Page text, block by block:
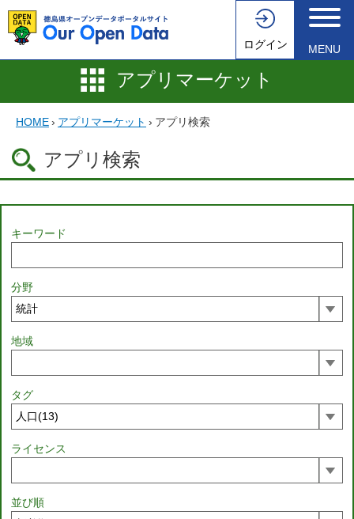
ログイン MENU
アプリマーケット
HOME› アプリマーケット › アプリ検索
アプリ検索
キーワード
分野
地域
タグ
ライセンス
並び順